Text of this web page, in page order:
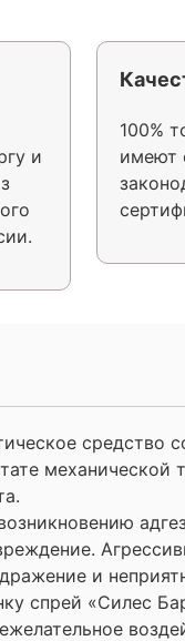
и
100%
имеют
средство
и
спрей «Силес